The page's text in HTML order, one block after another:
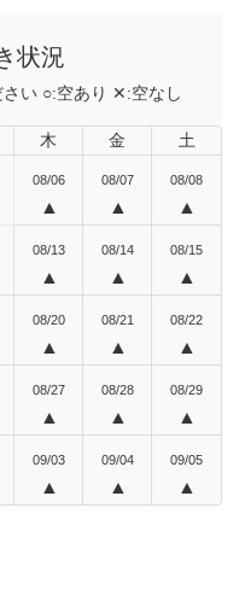
状況
さい ○:空あり ✕:空なし
木 金 土
08/06
▲
08/07
▲
08/08
▲
08/13
▲
08/14
▲
08/15
▲
08/20
▲
08/21
▲
08/22
▲
08/27
▲
08/28
▲
08/29
▲
09/03
▲
09/04
▲
09/05
▲